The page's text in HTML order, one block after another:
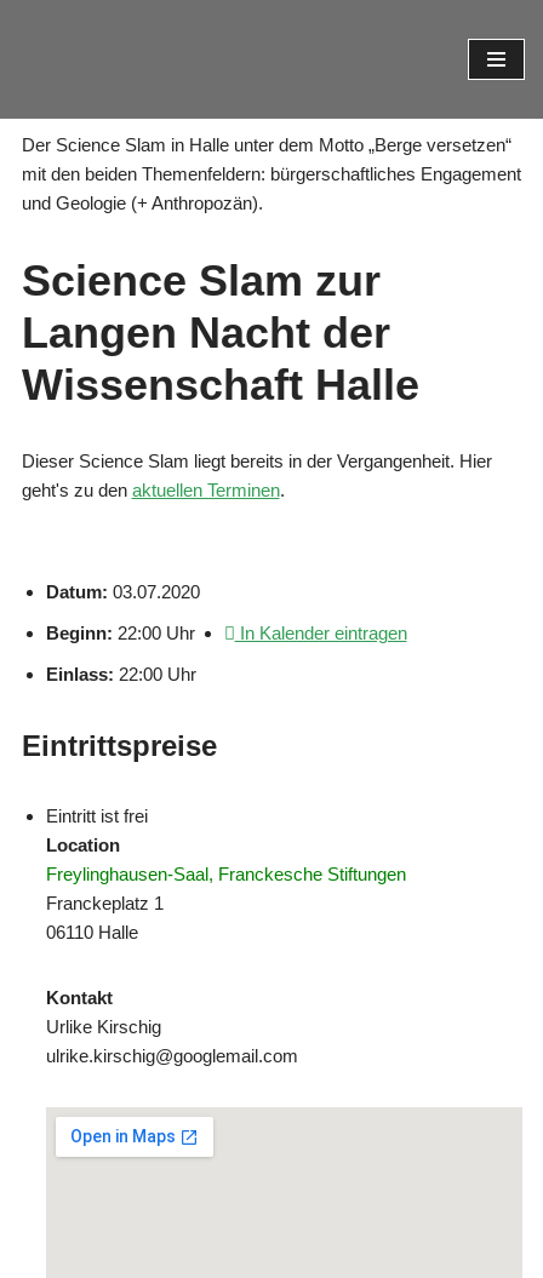
springen
Der Science Slam in Halle unter dem Motto „Berge versetzen“
mit den beiden Themenfeldern: bürgerschaftliches Engagement
und Geologie (+ Anthropozän).
Science Slam zur
Langen Nacht der
Wissenschaft Halle
Dieser Science Slam liegt bereits in der Vergangenheit. Hier
geht's zu den aktuellen Terminen.
Datum: 03.07.2020
Beginn: 22:00 Uhr
Einlass: 22:00 Uhr
In Kalender eintragen
Eintrittspreise
Eintritt ist frei
Location
Freylinghausen-Saal, Franckesche Stiftungen
Franckeplatz 1
06110 Halle
Kontakt
Urlike Kirschig
ulrike.kirschig@googlemail.com